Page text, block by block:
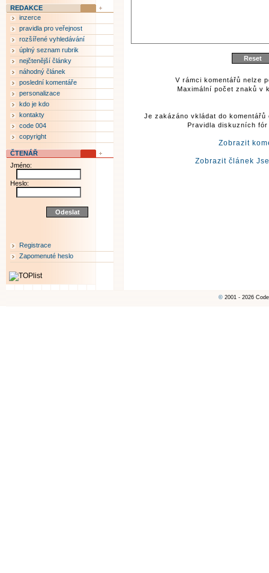
V rámci komentářů nelze
Maximální počet znaků v
Je zakázáno vkládat do
Pravidla diskuzních
Zobrazit
Zobrazit článek
REDAKCE
inzerce
pravidla pro veřejnost
rozšířené vyhledávání
úplný seznam rubrik
nejčtenější články
náhodný článek
poslední komentáře
personalizace
kdo je kdo
kontakty
code 004
copyright
ČTENÁŘ
Jméno:
Heslo:
Registrace
Zapomenuté heslo
© 2001 - 2026